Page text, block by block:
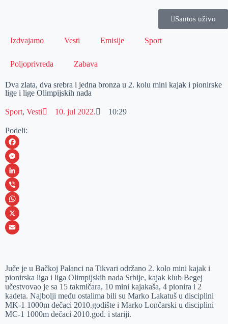
Santos uživo
Izdvajamo Vesti Emisije Sport
Poljoprivreda Zabava
Dva zlata, dva srebra i jedna bronza u 2. kolu mini kajak i pionirske
lige i lige Olimpijskih nada
Sport, Vesti 10. jul 2022. 10:29
Podeli:
F
a
c
e
b
o
M
e
s
s
e
e
r
L
i
n
k
I
n
V
i
b
W
h
s
A
p
p
X
a
i
l
Juče je u Bačkoj Palanci na Tikvari održano 2. kolo mini kajak i
pionirska liga i liga Olimpijskih nada Srbije, kajak klub Begej
učestvovao je sa 15 takmičara, 10 mini kajakaša, 4 pionira i 2
kadeta. Najbolji među ostalima bili su Marko Lakatuš u disciplini
MK-1 1000m dečaci 2010.godište i Marko Lončarski u disciplini
MC-1 1000m dečaci 2010.god. i stariji.